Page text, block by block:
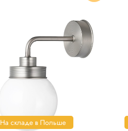
На складе в Польше